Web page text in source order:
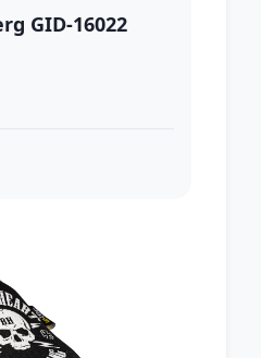
GID-16022